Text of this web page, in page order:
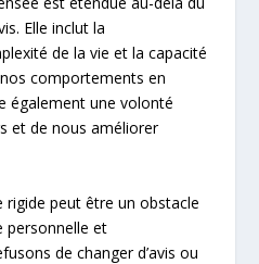
Elle inclut la
de la vie et la capacité
comportements en
également une volonté
et de nous améliorer
rigide peut être un obstacle
personnelle et
de changer d’avis ou